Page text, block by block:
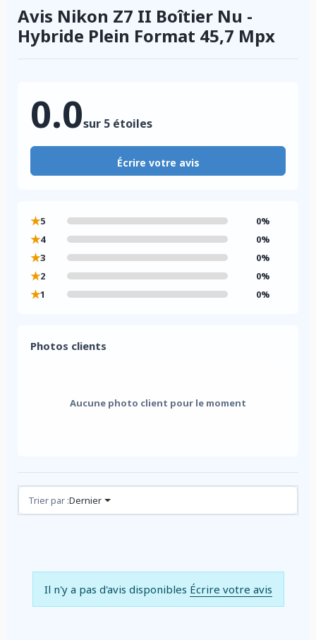
Avis Nikon Z7 II Boîtier Nu -
Hybride Plein Format 45,7 Mpx
0.0sur 5 étoiles
Écrire votre avis
★5 0%
★4 0%
★3 0%
★2 0%
★1 0%
Photos clients
Aucune photo client pour le moment
Avis (0)
Trier par :Dernier
Il n'y a pas d'avis disponibles Écrire votre avis